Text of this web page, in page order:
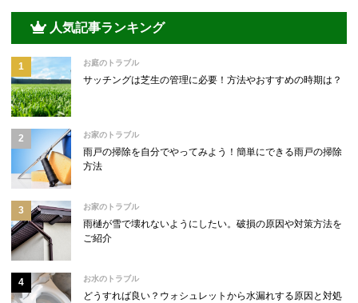
人気記事ランキング
お庭のトラブル
サッチングは芝生の管理に必要！方法やおすすめの時期は？
お家のトラブル
雨戸の掃除を自分でやってみよう！簡単にできる雨戸の掃除
方法
お家のトラブル
雨樋が雪で壊れないようにしたい。破損の原因や対策方法を
ご紹介
お水のトラブル
どうすれば良い？ウォシュレットから水漏れする原因と対処